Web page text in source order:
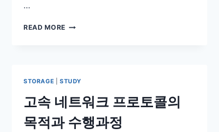
…
READ MORE 고
서
의
모
STORAGE STUDY
고속 네트워크 프로토콜의
목적과 수행과정